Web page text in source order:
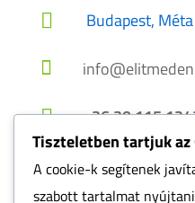
 Budapest,

 +36 30 115
Tiszteletben tartjuk
A cookie-k segítenek
szabott tartalmat